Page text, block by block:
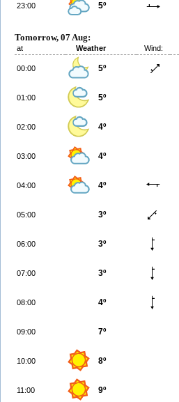
23:00 5º
Tomorrow, 07 Aug:
at Weather Wind:
00:00 5º
01:00 5º
02:00 4º
03:00 4º
04:00 4º
05:00 3º
06:00 3º
07:00 3º
08:00 4º
09:00 7º
10:00 8º
11:00 9º